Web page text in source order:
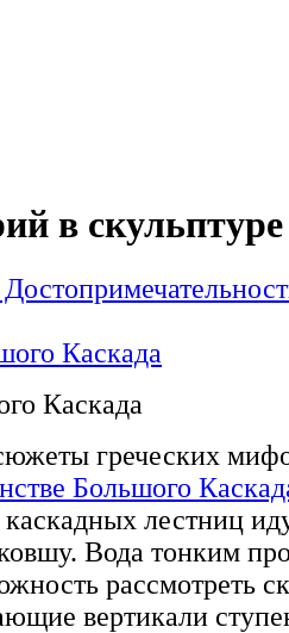
в
Каскада
греческих
Большого
лестниц
Вода тонким
рассмотреть
вертикали